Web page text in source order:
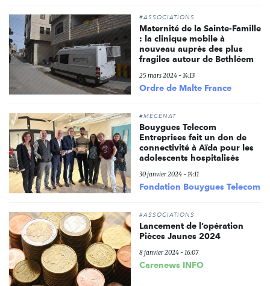
#ASSOCIATIONS
Maternité de la Sainte-Famille
: la clinique mobile à
nouveau auprès des plus
fragiles autour de Bethléem
25 mars 2024 - 14:13
Ordre de Malte France
#MÉCÉNAT
Bouygues Telecom
Entreprises fait un don de
connectivité à Aïda pour les
adolescents hospitalisés
30 janvier 2024 - 14:11
Fondation Bouygues Telecom
#ASSOCIATIONS
Lancement de l’opération
Pièces Jaunes 2024
8 janvier 2024 - 16:07
Carenews INFO